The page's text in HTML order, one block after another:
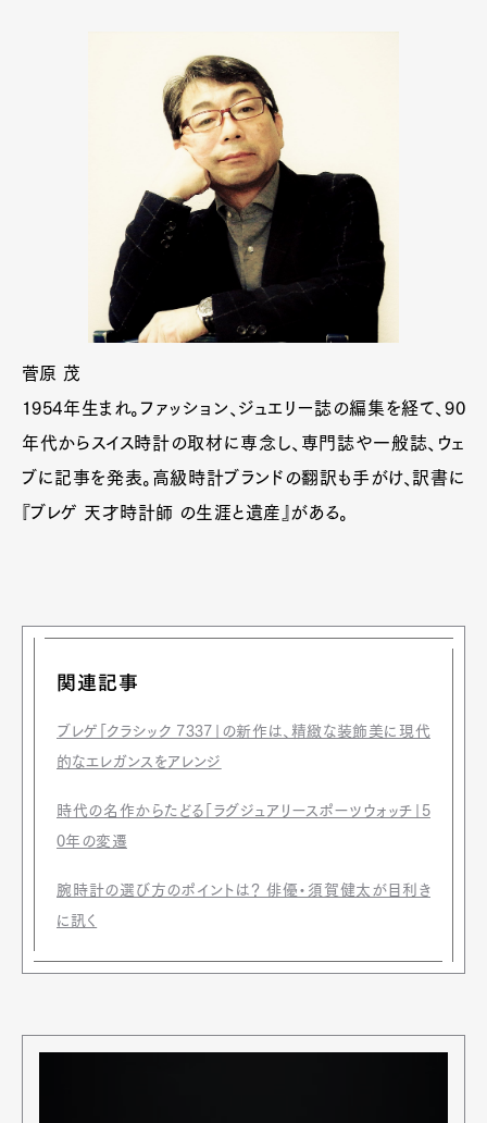
菅原 茂
1954年生まれ。ファッション、ジュエリー誌の編集を経て、90
年代からスイス時計の取材に専念し、専門誌や一般誌、ウェ
ブに記事を発表。高級時計ブランドの翻訳も手がけ、訳書に
『ブレゲ 天才時計師 の生涯と遺産』がある。
関連記事
ブレゲ「クラシック 7337」の新作は、精緻な装飾美に現代
的なエレガンスをアレンジ
時代の名作からたどる「ラグジュアリースポーツウォッチ」5
0年の変遷
腕時計の選び方のポイントは？ 俳優・須賀健太が目利き
に訊く